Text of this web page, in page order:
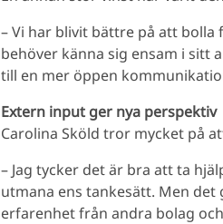
– Vi har blivit bättre på att
behöver känna sig ensam i sitt
till en mer öppen
Extern input ger nya perspektiv
Carolina Sköld tror mycket på
– Jag tycker det är bra att ta
utmana ens tankesätt. Men det
erfarenhet från andra bolag